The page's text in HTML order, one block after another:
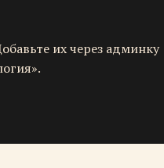
их через админку